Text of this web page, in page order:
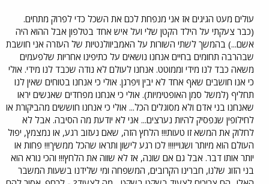
עולים מעט הגיגים אז אני מנפחת לכם את השכל כדי לפרוק מתחים.
(כבר צעקתי על הילד הקטן שלי ועל איש אחד בטלפון אבל ההוא היה
אשם...) בהמשך לשתי השורות על האמביוולנטיות של העזרה אני חושבת
שבהרבה תחומים בחיים אנחנו נושאים על כתיפינו אחריות שלפעמים
משאה כבד לנו מידי וממוטט. אנחנו לעולם לא נודה שכבד לנו מידי. אולי
כי אנו חושבים שאף אחד לא יבין ויפרגן. אולי כי אנחנו בטוחים שאין לנו
תחליף (למשל סמן האופטימיות). אולי כי אנחנו מפחדים שאנשים יראו
שאנחנו בני אדם ולא מסוגלים הכל... אולי כי אנחנו חוששים מהביקורת או
לחילופין שנפסיק להיות נערצים... אני לא יודעת מה הסיבה. אבל לא
לחלוק את המשא זו טעות!!! הלחץ הזה, שאם נעזוב רגע, או נמצמץ, יפול
העולם הוא מיותר ושגויי!!!! לכו רגע לישון ותראו שהכל ממשיך!!! פחות או
יותר אותו דבר. אבל גם אם שונה, אז לא שווה את הלחץ!!! והכי נורא הוא
בני הזוג שלנו, חברינו הקרובים, המשפחה ומי שלידנו בשעות המשבר